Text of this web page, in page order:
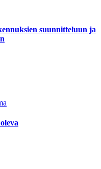
suunnitteluun ja